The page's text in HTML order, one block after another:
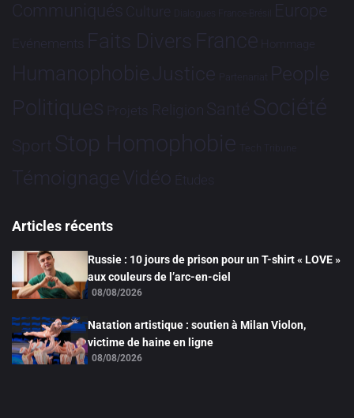
Communiqués Culture Dialogues France-Brésil Europe
Evénements Faits Divers France Hommage
HumanophobieJustice Partenariat People
Politiques Projets Religion Santé Société
Sport Stop Homophobie Tech Tribune
TémoignageVidéo Études
Articles récents
Russie : 10 jours de prison pour un T-shirt « LOVE »
aux couleurs de l’arc-en-ciel
08/08/2026
Natation artistique : soutien à Milan Violon,
victime de haine en ligne
08/08/2026